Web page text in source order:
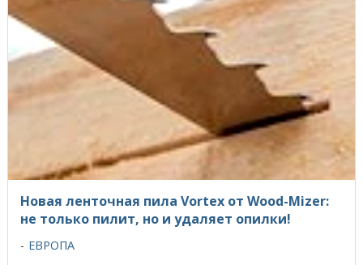
Новая ленточная пила Vortex от Wood-Mizer:
не только пилит, но и удаляет опилки!
ЕВРОПА